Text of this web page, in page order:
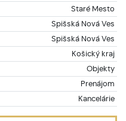
Staré Mesto
Spišská Nová Ves
Spišská Nová Ves
Košický kraj
Objekty
Prenájom
Kancelárie